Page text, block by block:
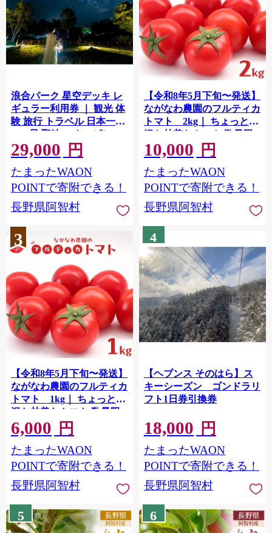
浪合パーク 星空デッキ レ
ギュラー利用券 ｜ 観光 体
験 旅行 トラベル 日本一
star 星 聖地 スタービレッ
ジ 阿智村 長野県
29,000 円
たまったWAON
POINTで寄附できる！
長野県阿智村
【令和8年5月下旬〜発送】
ながなわ農園のフルティカ
トマト 2kg｜ ちょっと贅
沢な甘美なトマト 数量限
定 トマト フルーツ 甘い 送
料無料 信州 長野 阿智村 長
縄農園
10,000 円
たまったWAON
POINTで寄附できる！
長野県阿智村
3
【令和8年5月下旬〜発送】
ながなわ農園のフルティカ
トマト 1kg｜ ちょっと贅
沢な甘美なトマト 数量限
定 トマト フルーツ 甘い 送
料無料 信州 長野 阿智村 長
縄農園
6,000 円
たまったWAON
POINTで寄附できる！
長野県阿智村
4
【ヘブンス そのはら】ス
キーシーズン ゴンドラリ
フト1日券引換券
18,000 円
たまったWAON
POINTで寄附できる！
長野県阿智村
5 6